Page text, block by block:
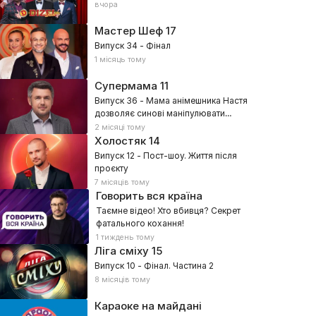
вчора
Мастер Шеф17
Випуск 34 - Фінал
1 місяць тому
Супермама 11
Випуск 36 - Мама анімешника Настя
дозволяє синові маніпулювати
собою?
2 місяці тому
Холостяк14
Випуск 12 - Пост-шоу. Життя після
проєкту
7 місяців тому
Говорить вся країна
Таємне відео! Хто вбивця? Секрет
фатального кохання!
1 тиждень тому
Ліга сміху15
Випуск 10 - Фінал. Частина 2
8 місяців тому
Караоке на майдані